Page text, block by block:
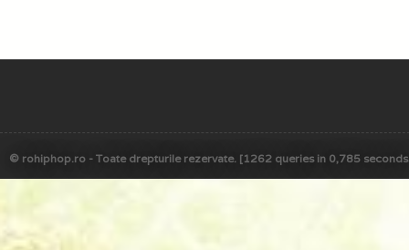
© rohiphop.ro - Toate drepturile rezervate. [1262 queries in 0,785